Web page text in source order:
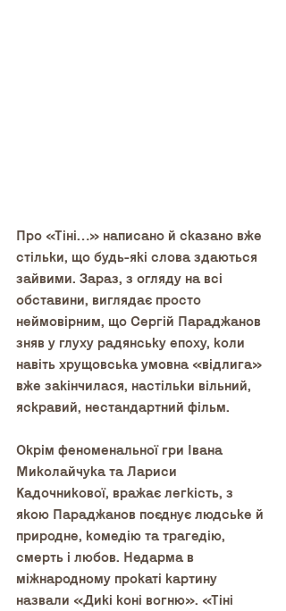
Про «Тіні…» написано й сказано вже
стільки, що будь-які слова здаються
зайвими. Зараз, з огляду на всі
обставини, виглядає просто
неймовірним, що Сергій Параджанов
зняв у глуху радянську епоху, коли
навіть хрущовська умовна «відлига»
вже закінчилася, настільки вільний,
яскравий, нестандартний фільм.
Окрім феноменальної гри Івана
Миколайчука та Лариси
Кадочникової, вражає легкість, з
якою Параджанов поєднує людське й
природне, комедію та трагедію,
смерть і любов. Недарма в
міжнародному прокаті картину
назвали «Дикі коні вогню». «Тіні